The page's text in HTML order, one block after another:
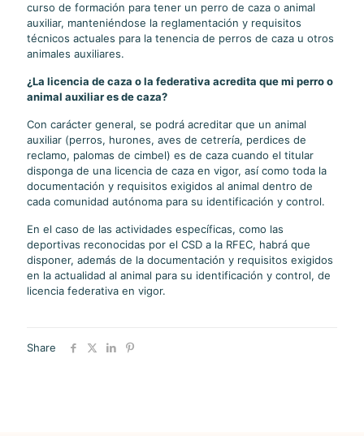
curso de formación para tener un perro de caza o animal
auxiliar, manteniéndose la reglamentación y requisitos
técnicos actuales para la tenencia de perros de caza u otros
animales auxiliares.
¿La licencia de caza o la federativa acredita que mi perro o
animal auxiliar es de caza?
Con carácter general, se podrá acreditar que un animal
auxiliar (perros, hurones, aves de cetrería, perdices de
reclamo, palomas de cimbel) es de caza cuando el titular
disponga de una licencia de caza en vigor, así como toda la
documentación y requisitos exigidos al animal dentro de
cada comunidad autónoma para su identificación y control.
En el caso de las actividades específicas, como las
deportivas reconocidas por el CSD a la RFEC, habrá que
disponer, además de la documentación y requisitos exigidos
en la actualidad al animal para su identificación y control, de
licencia federativa en vigor.
Share